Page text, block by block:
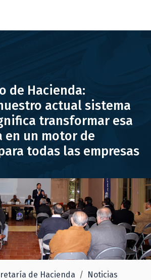
de Hacienda:
actual sistema
transformar esa
en un motor de
todas las empresas
de Hacienda Noticias